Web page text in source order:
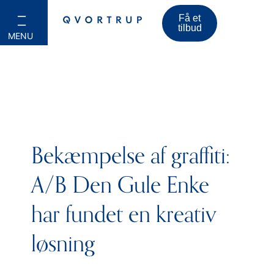
Få et
tilbud
Bekæmpelse af graffiti:
A/B Den Gule Enke
har fundet en kreativ
løsning